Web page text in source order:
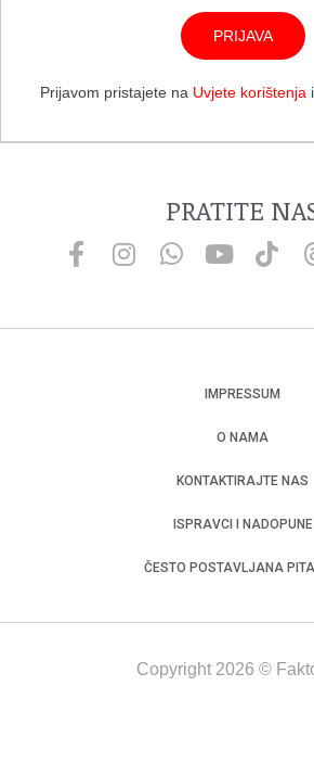
PRIJAVA
Prijavom pristajete na Uvjete korištenja i
PRATITE
IMPRESSUM
O NAMA
KONTAKTIRAJTE NAS
ISPRAVCI I NADOPUNE
ČESTO POSTAVLJANA
Copyright 2026 ©